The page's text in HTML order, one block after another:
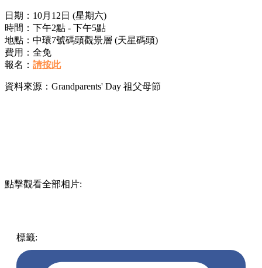
日期：10月12日 (星期六)
時間：下午2點 - 下午5點
地點：中環7號碼頭觀景層 (天星碼頭)
費用：全免
報名： 請按此
資料來源：Grandparents' Day 祖父母節
點擊觀看全部相片:
標籤: